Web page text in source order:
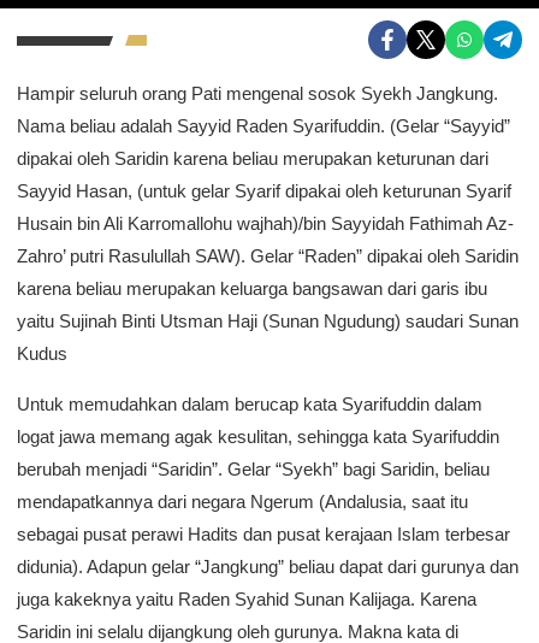
Hampir seluruh orang Pati mengenal sosok Syekh Jangkung.
Nama beliau adalah Sayyid Raden Syarifuddin. (Gelar “Sayyid”
dipakai oleh Saridin karena beliau merupakan keturunan dari
Sayyid Hasan, (untuk gelar Syarif dipakai oleh keturunan Syarif
Husain bin Ali Karromallohu wajhah)/bin Sayyidah Fathimah Az-
Zahro’ putri Rasulullah SAW). Gelar “Raden” dipakai oleh Saridin
karena beliau merupakan keluarga bangsawan dari garis ibu
yaitu Sujinah Binti Utsman Haji (Sunan Ngudung) saudari Sunan
Kudus
Untuk memudahkan dalam berucap kata Syarifuddin dalam
logat jawa memang agak kesulitan, sehingga kata Syarifuddin
berubah menjadi “Saridin”. Gelar “Syekh” bagi Saridin, beliau
mendapatkannya dari negara Ngerum (Andalusia, saat itu
sebagai pusat perawi Hadits dan pusat kerajaan Islam terbesar
didunia). Adapun gelar “Jangkung” beliau dapat dari gurunya dan
juga kakeknya yaitu Raden Syahid Sunan Kalijaga. Karena
Saridin ini selalu dijangkung oleh gurunya. Makna kata di